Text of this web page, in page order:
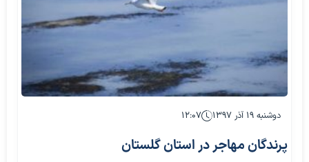
دوشنبه ۱۹ آذر ۱۳۹۷ ۱۲:۰۷
پرندگان مهاجر در استان گلستان